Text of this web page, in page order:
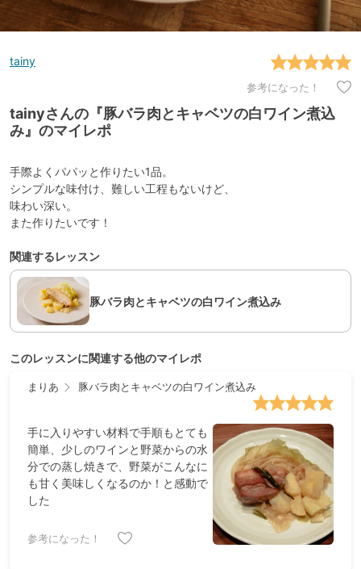
tainy
参考になった！
tainyさんの『豚バラ肉とキャベツの白ワイン煮込
み』のマイレポ
手際よくパパッと作りたい1品。
シンプルな味付け、難しい工程もないけど、
味わい深い。
また作りたいです！
関連するレッスン
豚バラ肉とキャベツの白ワイン煮込み
このレッスンに関連する他のマイレポ
まりあ 豚バラ肉とキャベツの白ワイン煮込み
手に入りやすい材料で手順もとても
簡単、少しのワインと野菜からの水
分での蒸し焼きで、野菜がこんなに
も甘く美味しくなるのか！と感動で
した
参考になった！